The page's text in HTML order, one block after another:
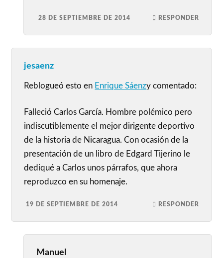
28 DE SEPTIEMBRE DE 2014 RESPONDER
jesaenz
Reblogueó esto en Enrique Sáenzy comentado:
Falleció Carlos García. Hombre polémico pero
indiscutiblemente el mejor dirigente deportivo
de la historia de Nicaragua. Con ocasión de la
presentación de un libro de Edgard Tijerino le
dediqué a Carlos unos párrafos, que ahora
reproduzco en su homenaje.
19 DE SEPTIEMBRE DE 2014 RESPONDER
Manuel